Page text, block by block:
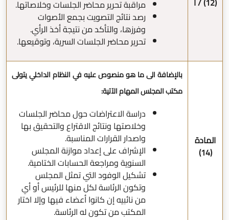
مراقبة تحرير محاضر الجلسات وخلاصاتها.
رصد نتائج التصويت بجمع الأصوات
وفرزها، والتأكد من نتيجة أخذ الرأي.
تحرير محاضر الجلسات السرية، وتوقيعها.
المادة
بالإضافة الى ما هو منصوص عليه في النظام الداخلي يتولى
مكتب المجلس المهام الآتية:
دراسة الاعتراضات حول محاضر الجلسات
وخلاصتها ونتائج الاقتراع والتحقيق بها
واصدار القرارات المناسبة.
الإشراف على إعداد موازنة المجلس
السنوية ومراجعة الحسابات الختامية.
تشكيل الوفود التي تمثل المجلس
وتكون الرئاسة لكل منها للرئيس أو أي
من نائبيه إن كانوا أعضاء فيها وإلا اختار
المكتب من تكون له الرئاسة.